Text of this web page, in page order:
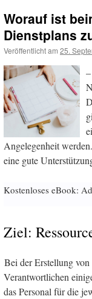
Worauf ist
Dienstplans
Veröffentlicht am 25.
Angelegenheit
eine gute
Kostenloses eBook:
Ziel:
Bei der Erstellung
Verantwortlichen
das Personal für die